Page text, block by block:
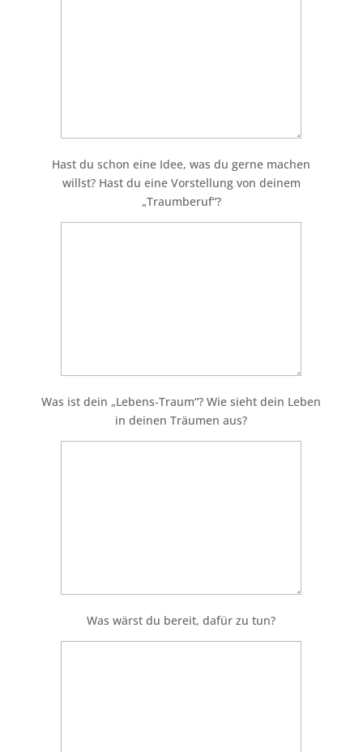
Hast du schon eine Idee, was du gerne machen
willst? Hast du eine Vorstellung von deinem
„Traumberuf“?
Was ist dein „Lebens-Traum“? Wie sieht dein Leben
in deinen Träumen aus?
Was wärst du bereit, dafür zu tun?